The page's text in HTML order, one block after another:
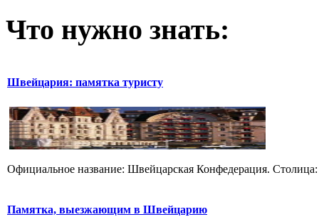
Что нужно знать:
Швейцария: памятка туристу
Официальное название: Швейцарская Конфедерация.
Памятка, выезжающим в Швейцарию